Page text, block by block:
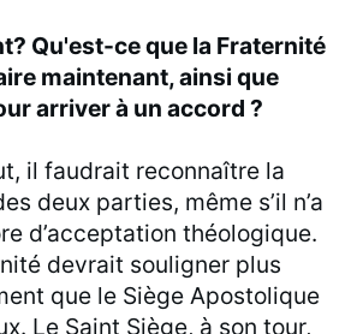
Qu'est-ce que la Fraternité
maintenant, ainsi que
arriver à un accord ?
il faudrait reconnaître la
deux parties, même s’il n’a
d’acceptation théologique.
devrait souligner plus
que le Siège Apostolique
Le Saint Siège, à son tour,